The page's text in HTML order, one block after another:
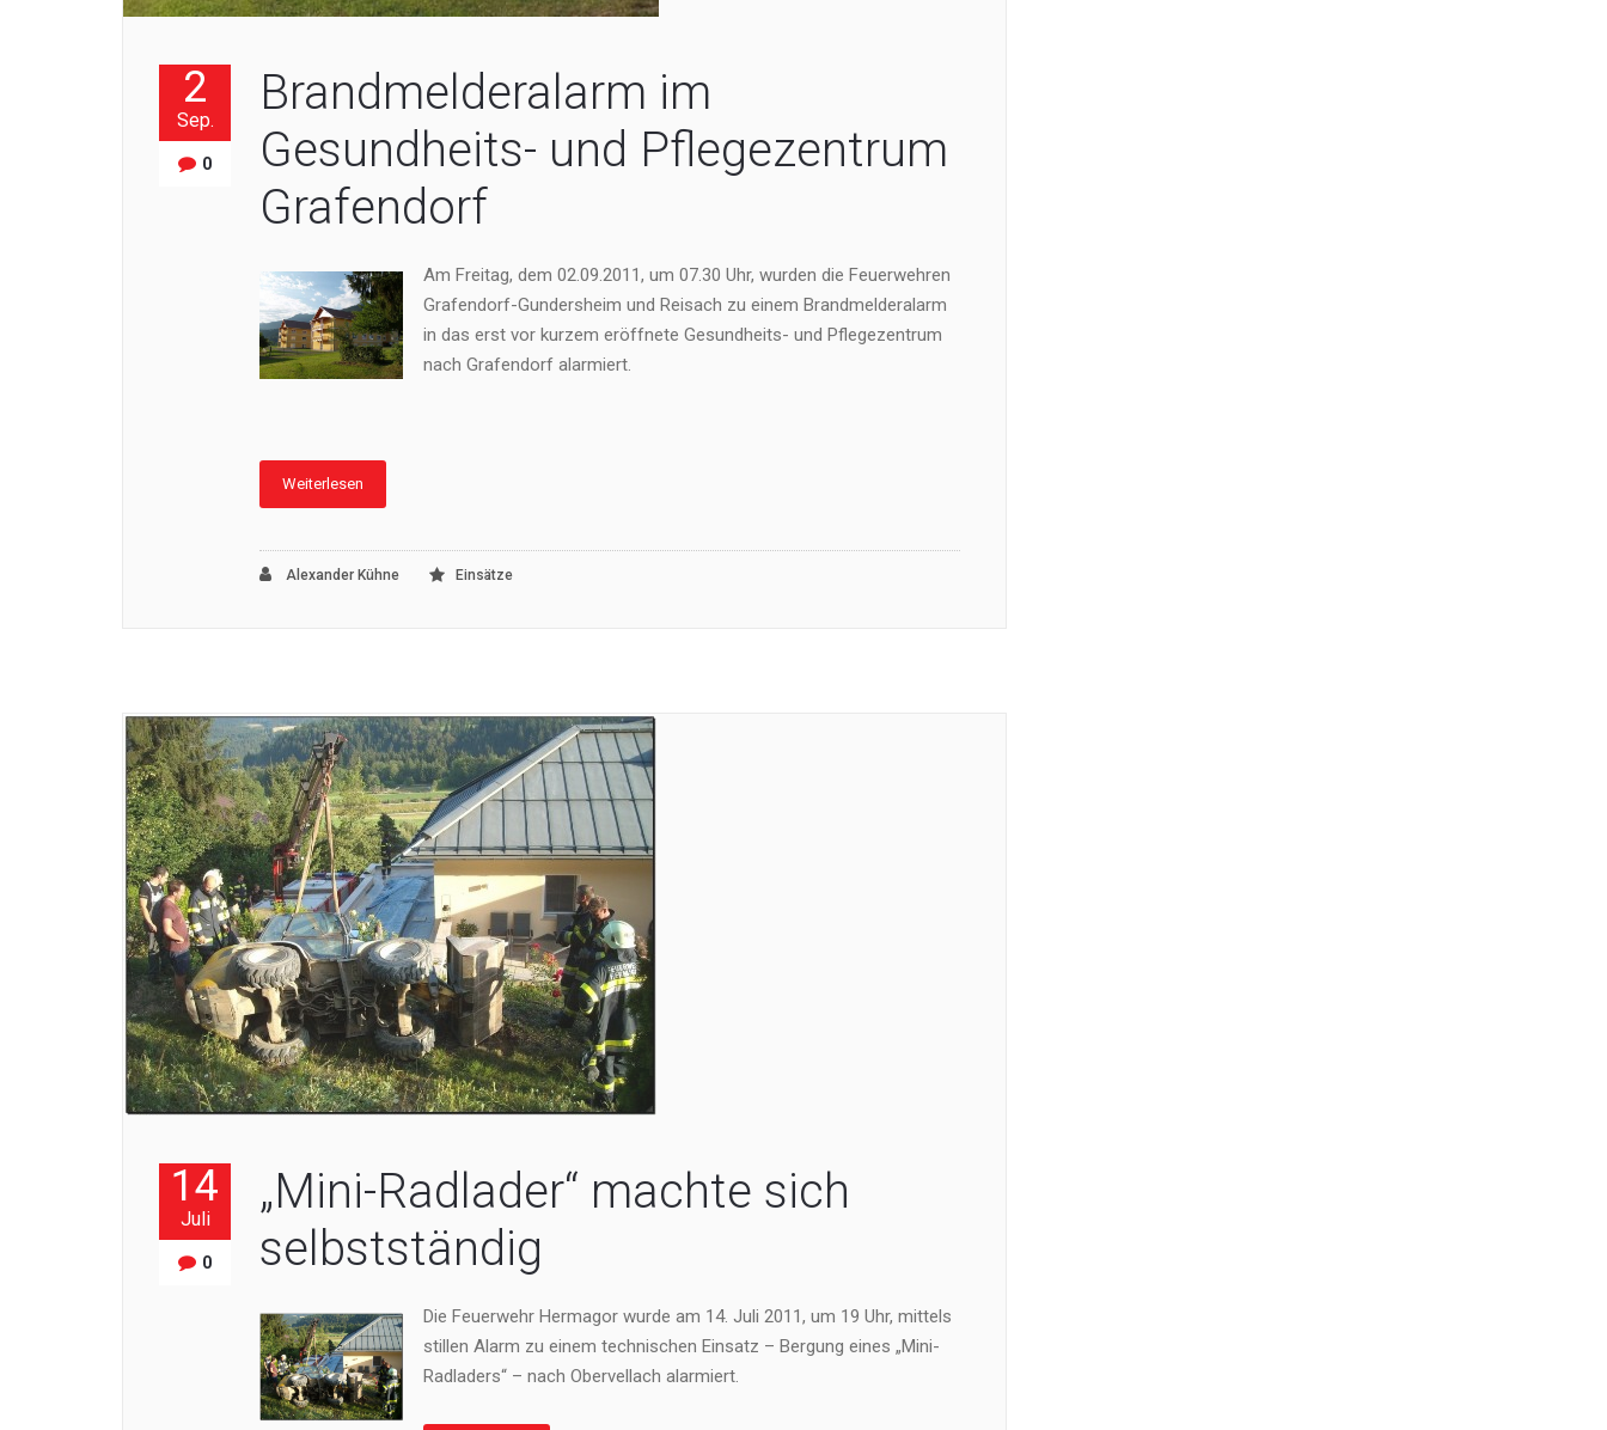
2
Sep.
0
Brandmelderalarm im
Gesundheits- und Pflegezentrum
Grafendorf
Am Freitag, dem 02.09.2011, um 07.30 Uhr, wurden die Feuerwehren
Grafendorf-Gundersheim und Reisach zu einem Brandmelderalarm
in das erst vor kurzem eröffnete Gesundheits- und Pflegezentrum
nach Grafendorf alarmiert.
Weiterlesen
Alexander Kühne Einsätze
14
Juli
0
„Mini-Radlader“ machte sich
selbstständig
Die Feuerwehr Hermagor wurde am 14. Juli 2011, um 19 Uhr, mittels
stillen Alarm zu einem technischen Einsatz – Bergung eines „Mini-
Radladers“ – nach Obervellach alarmiert.